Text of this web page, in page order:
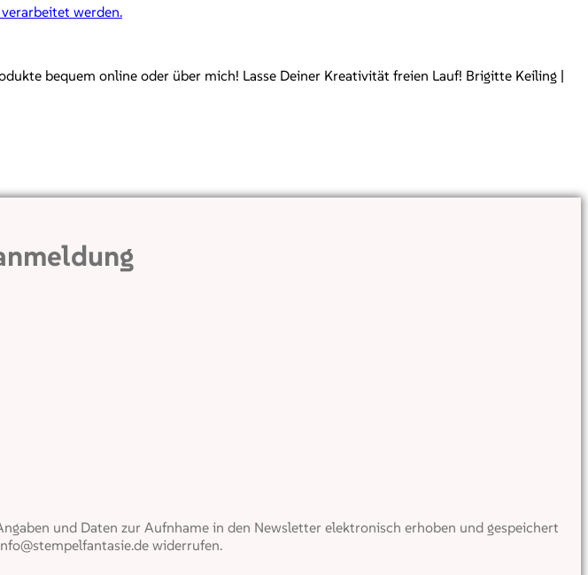
werden.
bequem online oder über mich! Lasse Deiner Kreativität freien Lauf! Brigitte Keiling |
und Daten zur Aufnhame in den Newsletter elektronisch erhoben und gespeichert
widerrufen.